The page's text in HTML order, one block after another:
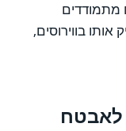
מתמודדים
בווירוסים,
לאבטח